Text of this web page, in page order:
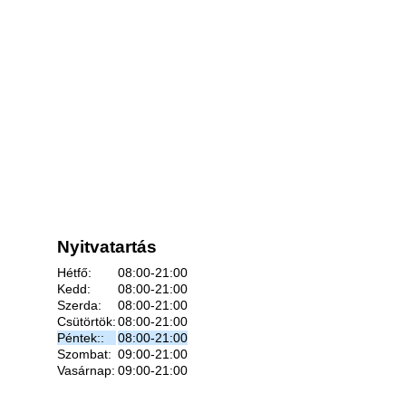
Nyitvatartás
Hétfő:
08:00-21:00
Kedd:
08:00-21:00
Szerda:
08:00-21:00
Csütörtök:08:00-21:00
Péntek::
08:00-21:00
Szombat: 09:00-21:00
Vasárnap: 09:00-21:00